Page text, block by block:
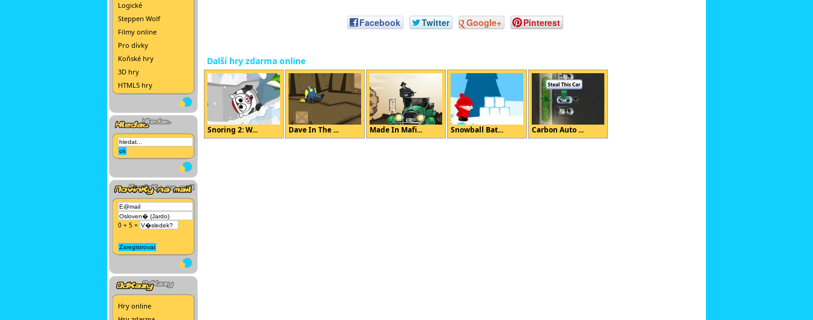
Logické
Steppen Wolf
Filmy online
Pro dívky
Koňské hry
3D hry
HTML5 hry
0 + 5 =
Hry online
Facebook Twitter Google+ Pinterest
Další hry zdarma online
Snoring 2: W... Dave In The ... Made In Mafi... Snowball Bat... Carbon Auto ...